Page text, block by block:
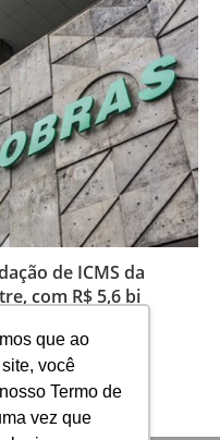
que ao
você
Termo de
vez que
de ICMS da
com R$ 5,6 bi